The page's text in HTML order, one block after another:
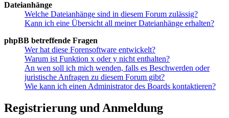
Dateianhänge
Welche Dateianhänge sind in diesem Forum zulässig?
Kann ich eine Übersicht all meiner Dateianhänge erhalten?
phpBB betreffende Fragen
Wer hat diese Forensoftware entwickelt?
Warum ist Funktion x oder y nicht enthalten?
An wen soll ich mich wenden, falls es Beschwerden oder
juristische Anfragen zu diesem Forum gibt?
Wie kann ich einen Administrator des Boards kontaktieren?
Registrierung und Anmeldung